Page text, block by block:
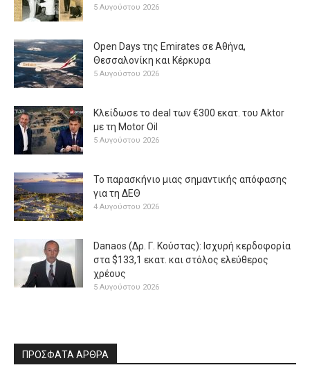
5 Αυγούστου 2026
Open Days της Emirates σε Αθήνα,
Θεσσαλονίκη και Κέρκυρα
5 Αυγούστου 2026
Κλείδωσε το deal των €300 εκατ. του Aktor
με τη Μotor Oil
5 Αυγούστου 2026
Το παρασκήνιο μιας σημαντικής απόφασης
για τη ΔΕΘ
4 Αυγούστου 2026
Danaos (Δρ. Γ. Κούστας): Ισχυρή κερδοφορία
στα $133,1 εκατ. και στόλος ελεύθερος
χρέους
5 Αυγούστου 2026
ΠΡΟΣΦΑΤΑ ΑΡΘΡΑ